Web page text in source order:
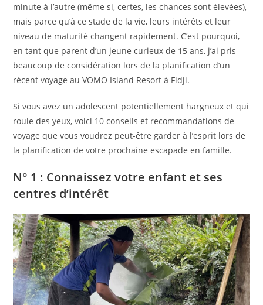
minute à l’autre (même si, certes, les chances sont élevées),
mais parce qu’à ce stade de la vie, leurs intérêts et leur
niveau de maturité changent rapidement. C’est pourquoi,
en tant que parent d’un jeune curieux de 15 ans, j’ai pris
beaucoup de considération lors de la planification d’un
récent voyage au VOMO Island Resort à Fidji.
Si vous avez un adolescent potentiellement hargneux et qui
roule des yeux, voici 10 conseils et recommandations de
voyage que vous voudrez peut-être garder à l’esprit lors de
la planification de votre prochaine escapade en famille.
N° 1 : Connaissez votre enfant et ses
centres d’intérêt